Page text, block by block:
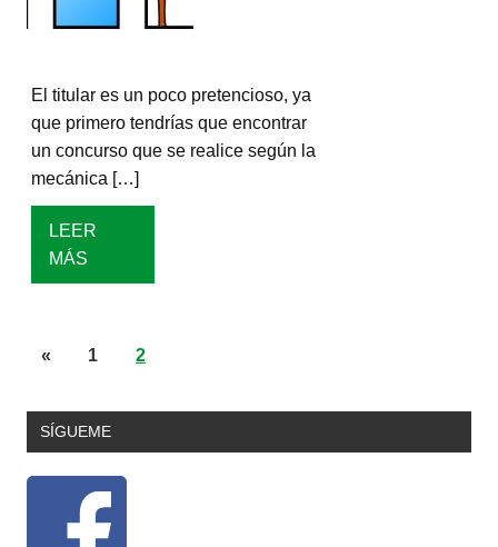
El titular es un poco pretencioso, ya
que primero tendrías que encontrar
un concurso que se realice según la
mecánica […]
LEER
MÁS
« 1 2
SÍGUEME